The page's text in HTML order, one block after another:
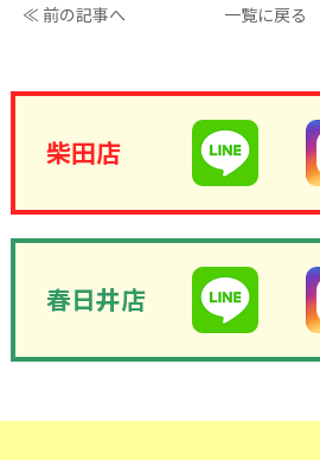
≪ 前の記事へ 一覧に戻る
柴田店
春日井店